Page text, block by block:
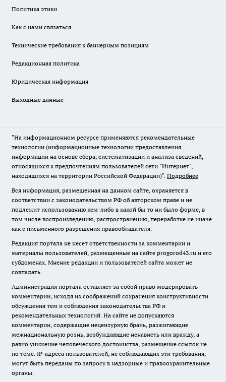
Политика этики
Как с нами связаться
Технические требования к баннерным позициям
Редакционная политика
Юридическая информация
Выходные данные
"На информационном ресурсе применяются рекомендательные
технологии (информационные технологии предоставления
информации на основе сбора, систематизации и анализа сведений,
относящихся к предпочтениям пользователей сети "Интернет",
находящихся на территории Российской Федерации)". Подробнее
Вся информация, размещенная на данном сайте, охраняется в
соответствии с законодательством РФ об авторском праве и не
подлежит использованию кем-либо в какой бы то ни было форме, в
том числе воспроизведению, распространению, переработке не иначе
как с письменного разрешения правообладателя.
Редакция портала не несет ответственности за комментарии и
материалы пользователей, размещенные на сайте progorod43.ru и его
субдоменах. Мнение редакции и пользователей сайта может не
совпадать.
Администрация портала оставляет за собой право модерировать
комментарии, исходя из соображений сохранения конструктивности
обсуждения тем и соблюдения законодательства РФ и
рекомендательных технологий. На сайте не допускаются
комментарии, содержащие нецензурную брань, разжигающие
межнациональную рознь, возбуждающие ненависть или вражду, а
равно унижение человеческого достоинства, размещение ссылок не
по теме. IP-адреса пользователей, не соблюдающих эти требования,
могут быть переданы по запросу в надзорные и правоохранительные
органы.